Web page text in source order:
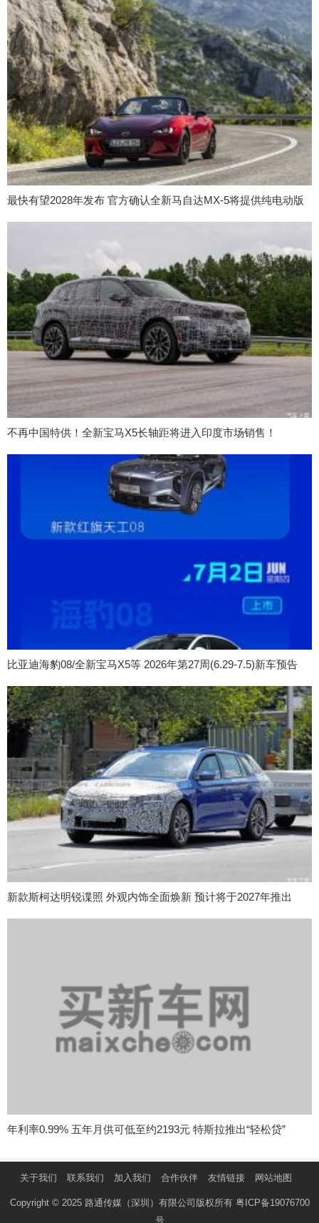
最快有望2028年发布 官方确认全新马自达MX-5将提供纯电动版
不再中国特供！全新宝马X5长轴距将进入印度市场销售！
比亚迪海豹08/全新宝马X5等 2026年第27周(6.29-7.5)新车预告
新款斯柯达明锐谍照 外观内饰全面焕新 预计将于2027年推出
年利率0.99% 五年月供可低至约2193元 特斯拉推出“轻松贷”
关于我们 联系我们 加入我们 合作伙伴 友情链接 网站地图
Copyright © 2025 路通传媒（深圳）有限公司版权所有 粤ICP备19076700
号